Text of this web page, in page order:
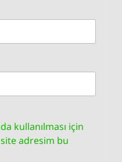
kullanılması için
adresim bu